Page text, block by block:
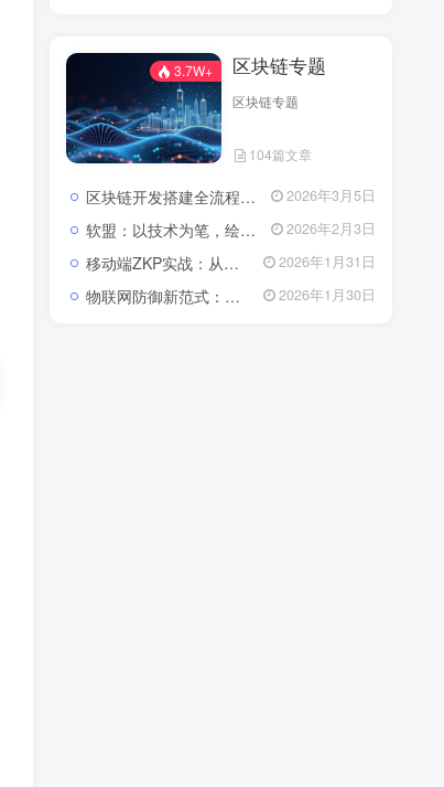
3.7W+ 区块链专题
区块链专题
104篇文章
区块链开发搭建全流程与成本解析：从架构设计到落地的系统性指南 2026年3月5日
软盟：以技术为笔，绘就数字经济新蓝图——全栈开发服务赋能企业数字化转型 2026年2月3日
移动端ZKP实战：从算法瓶颈到体验优化的全栈开发指南 2026年1月31日
物联网防御新范式：基于区块链与CSA 2.0的主动免疫体系 2026年1月30日